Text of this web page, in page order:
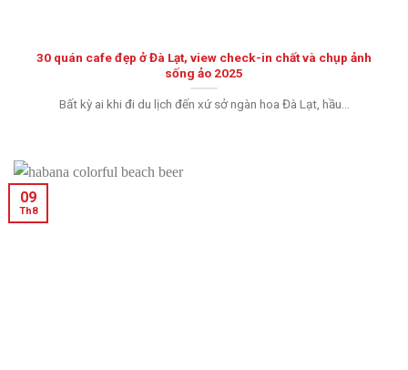
30 quán cafe đẹp ở Đà Lạt, view check-in chất và chụp ảnh
sống ảo 2025
Bất kỳ ai khi đi du lịch đến xứ sở ngàn hoa Đà Lạt, hầu...
09
Th8